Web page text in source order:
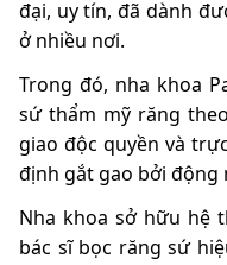
đại, uy tín, đã dành
ở nhiều nơi.
Trong đó, nha khoa
sứ thẩm mỹ răng
giao độc quyền và
định gắt gao bởi động
Nha khoa sở hữu hệ
bác sĩ bọc răng sứ